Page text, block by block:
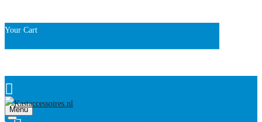
Your Cart
Menu